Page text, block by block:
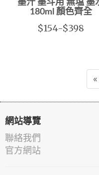
墨汁 墨斗用 無塩 墨
180ml 顏色齊全
$154-$398
«
網站導覽
聯絡我們
官方網站